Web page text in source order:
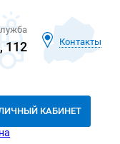
,112 Контакты
КАБИНЕТ